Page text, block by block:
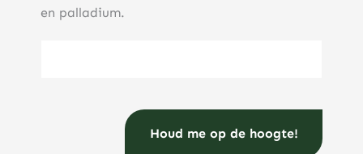
en palladium.